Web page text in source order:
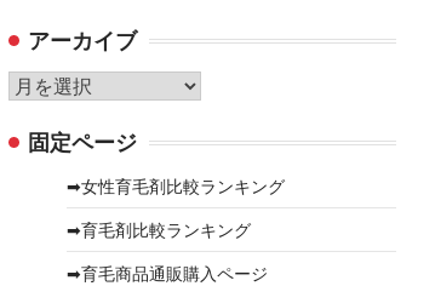
ゴ
リ
ー
アーカイブ
ア
カ 固定ページ
➡女性育毛剤比較ランキング
➡育毛剤比較ランキング
➡育毛商品通販購入ページ